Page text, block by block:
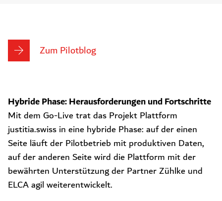
Zum Pilotblog
Hybride Phase: Herausforderungen und Fortschritte
Mit dem Go-Live trat das Projekt Plattform
justitia.swiss in eine hybride Phase: auf der einen
Seite läuft der Pilotbetrieb mit produktiven Daten,
auf der anderen Seite wird die Plattform mit der
bewährten Unterstützung der Partner Zühlke und
ELCA agil weiterentwickelt.